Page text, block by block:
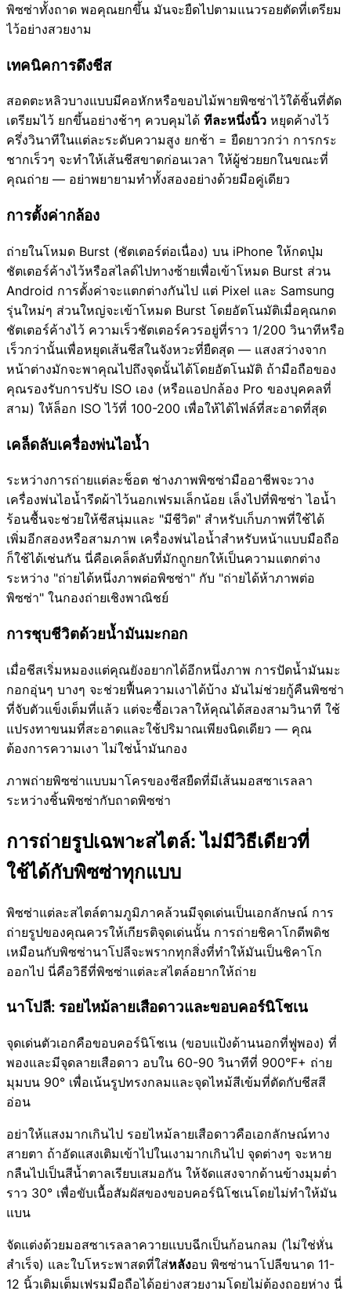
พิซซ่าทั้งถาด พอคุณยกขึ้น มันจะยืดไปตามแนวรอยตัดที่เตรียม
ไว้อย่างสวยงาม
เทคนิคการดึงชีส
สอดตะหลิวบางแบบมีคอหักหรือขอบไม้พายพิซซ่าไว้ใต้ชิ้นที่ตัด
เตรียมไว้ ยกขึ้นอย่างช้าๆ ควบคุมได้ ทีละหนึ่งนิ้ว หยุดค้างไว้
ครึ่งวินาทีในแต่ละระดับความสูง ยกช้า = ยืดยาวกว่า การกระ
ชากเร็วๆ จะทำให้เส้นชีสขาดก่อนเวลา ให้ผู้ช่วยยกในขณะที่
คุณถ่าย — อย่าพยายามทำทั้งสองอย่างด้วยมือคู่เดียว
การตั้งค่ากล้อง
ถ่ายในโหมด Burst (ชัตเตอร์ต่อเนื่อง) บน iPhone ให้กดปุ่ม
ชัตเตอร์ค้างไว้หรือสไลด์ไปทางซ้ายเพื่อเข้าโหมด Burst ส่วน
Android การตั้งค่าจะแตกต่างกันไป แต่ Pixel และ Samsung
รุ่นใหม่ๆ ส่วนใหญ่จะเข้าโหมด Burst โดยอัตโนมัติเมื่อคุณกด
ชัตเตอร์ค้างไว้ ความเร็วชัตเตอร์ควรอยู่ที่ราว 1/200 วินาทีหรือ
เร็วกว่านั้นเพื่อหยุดเส้นชีสในจังหวะที่ยืดสุด — แสงสว่างจาก
หน้าต่างมักจะพาคุณไปถึงจุดนั้นได้โดยอัตโนมัติ ถ้ามือถือของ
คุณรองรับการปรับ ISO เอง (หรือแอปกล้อง Pro ของบุคคลที่
สาม) ให้ล็อก ISO ไว้ที่ 100-200 เพื่อให้ได้ไฟล์ที่สะอาดที่สุด
เคล็ดลับเครื่องพ่นไอน้ำ
ระหว่างการถ่ายแต่ละช็อต ช่างภาพพิซซ่ามืออาชีพจะวาง
เครื่องพ่นไอน้ำรีดผ้าไว้นอกเฟรมเล็กน้อย เล็งไปที่พิซซ่า ไอน้ำ
ร้อนชื้นจะช่วยให้ชีสนุ่มและ "มีชีวิต" สำหรับเก็บภาพที่ใช้ได้
เพิ่มอีกสองหรือสามภาพ เครื่องพ่นไอน้ำสำหรับหน้าแบบมือถือ
ก็ใช้ได้เช่นกัน นี่คือเคล็ดลับที่มักถูกยกให้เป็นความแตกต่าง
ระหว่าง "ถ่ายได้หนึ่งภาพต่อพิซซ่า" กับ "ถ่ายได้ห้าภาพต่อ
พิซซ่า" ในกองถ่ายเชิงพาณิชย์
การชุบชีวิตด้วยน้ำมันมะกอก
เมื่อชีสเริ่มหมองแต่คุณยังอยากได้อีกหนึ่งภาพ การปัดน้ำมันมะ
กอกอุ่นๆ บางๆ จะช่วยฟื้นความเงาได้บ้าง มันไม่ช่วยกู้คืนพิซซ่า
ที่จับตัวแข็งเต็มที่แล้ว แต่จะซื้อเวลาให้คุณได้สองสามวินาที ใช้
แปรงทาขนมที่สะอาดและใช้ปริมาณเพียงนิดเดียว — คุณ
ต้องการความเงา ไม่ใช่น้ำมันกอง
ภาพถ่ายพิซซ่าแบบมาโครของชีสยืดที่มีเส้นมอสซาเรลลา
ระหว่างชิ้นพิซซ่ากับถาดพิซซ่า
การถ่ายรูปเฉพาะสไตล์: ไม่มีวิธีเดียวที่
ใช้ได้กับพิซซ่าทุกแบบ
พิซซ่าแต่ละสไตล์ตามภูมิภาคล้วนมีจุดเด่นเป็นเอกลักษณ์ การ
ถ่ายรูปของคุณควรให้เกียรติจุดเด่นนั้น การถ่ายชิคาโกดีพดิช
เหมือนกับพิซซ่านาโปลีจะพรากทุกสิ่งที่ทำให้มันเป็นชิคาโก
ออกไป นี่คือวิธีที่พิซซ่าแต่ละสไตล์อยากให้ถ่าย
นาโปลี: รอยไหม้ลายเสือดาวและขอบคอร์นิโชเน
จุดเด่นตัวเอกคือขอบคอร์นิโชเน (ขอบแป้งด้านนอกที่ฟูพอง) ที่
พองและมีจุดลายเสือดาว อบใน 60-90 วินาทีที่ 900°F+ ถ่าย
มุมบน 90° เพื่อเน้นรูปทรงกลมและจุดไหม้สีเข้มที่ตัดกับชีสสี
อ่อน
อย่าให้แสงมากเกินไป รอยไหม้ลายเสือดาวคือเอกลักษณ์ทาง
สายตา ถ้าอัดแสงเติมเข้าไปในเงามากเกินไป จุดต่างๆ จะหาย
กลืนไปเป็นสีน้ำตาลเรียบเสมอกัน ให้จัดแสงจากด้านข้างมุมต่ำ
ราว 30° เพื่อขับเนื้อสัมผัสของขอบคอร์นิโชเนโดยไม่ทำให้มัน
แบน
จัดแต่งด้วยมอสซาเรลลาควายแบบฉีกเป็นก้อนกลม (ไม่ใช่หั่น
สำเร็จ) และใบโหระพาสดที่ใส่หลังอบ พิซซ่านาโปลีขนาด 11-
12 นิ้วเติมเต็มเฟรมมือถือได้อย่างสวยงามโดยไม่ต้องถอยห่าง นี่